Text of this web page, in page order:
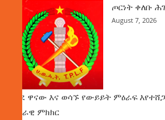
ጦርነት ቀለቡ
August 7, 2026
ወደ ዋናው እና ወሳኙ የውይይት ምዕራፍ
ሀገራዊ ምክክር